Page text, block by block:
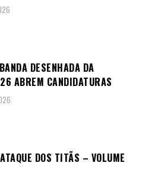
DESENHADA DA
ABREM CANDIDATURAS
DOS TITÃS – VOLUME